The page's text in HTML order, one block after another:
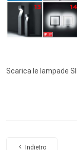
Scarica le lampade
Articolo precedente:
Indietro